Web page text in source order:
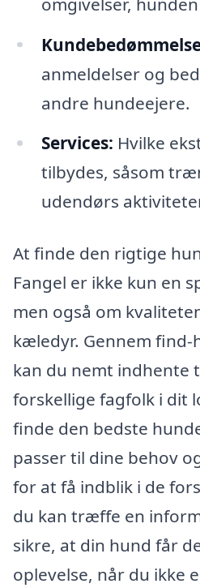
anmeldelser og
andre hundeejere.
Services: Hvilke
tilbydes, såsom
udendørs
At finde den rigtige
Fangel er ikke kun en
men også om
kæledyr. Gennem
kan du nemt indhente
forskellige fagfolk i dit
finde den bedste
passer til dine behov
for at få indblik i de
du kan træffe en
sikre, at din hund får
oplevelse, når du ikke